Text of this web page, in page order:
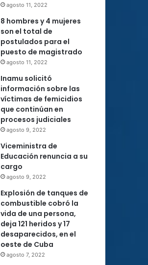
agosto 11, 2022
8 hombres y 4 mujeres
son el total de
postulados para el
puesto de magistrado
agosto 11, 2022
Inamu solicitó
información sobre las
víctimas de femicidios
que continúan en
procesos judiciales
agosto 9, 2022
Viceministra de
Educación renuncia a su
cargo
agosto 9, 2022
Explosión de tanques de
combustible cobró la
vida de una persona,
deja 121 heridos y 17
desaparecidos, en el
oeste de Cuba
agosto 7, 2022